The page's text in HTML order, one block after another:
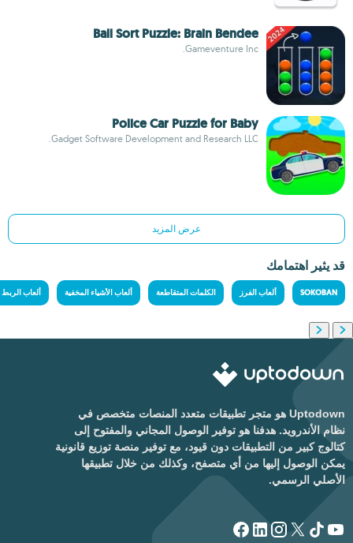
Ball Sort Puzzle: Brain Bendee
Gameventure Inc.
Police Car Puzzle for Baby
Gadget Software Development and Research LLC.
عرض المزيد
قد يثير اهتمامك
SOKOBAN ألعاب الفرز الكلمات المتقاطعة ألعاب الأشياء المخفية ألعاب الربط
Uptodown هو متجر تطبيقات متعدد المنصات متخصص في
نظام الأندرويد. هدفنا هو توفير الوصول المجاني والمفتوح إلى
كتالوج كبير من التطبيقات دون قيود، مع توفير منصة توزيع قانونية
يمكن الوصول إليها من أي متصفح، وكذلك من خلال تطبيقها
الأصلي الرسمي.